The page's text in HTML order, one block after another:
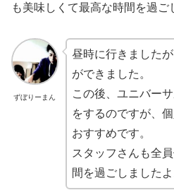
も美味しくて最高な時間を過ご
ずぼりーまん
昼時に行きました
ができました。
この後、ユニバー
をするのですが、
おすすめです。
スタッフさんも全
間を過ごしましたよ